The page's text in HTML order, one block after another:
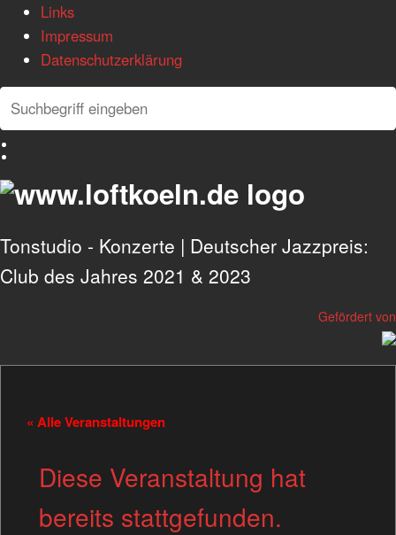
Links
Impressum
Datenschutzerklärung
Search
Search
Tonstudio - Konzerte | Deutscher Jazzpreis:
Club des Jahres 2021 & 2023
Gefördert von
« Alle Veranstaltungen
Diese Veranstaltung hat
bereits stattgefunden.